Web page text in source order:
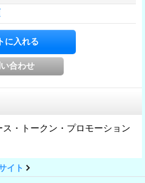
・トークン・プロモーション
イト